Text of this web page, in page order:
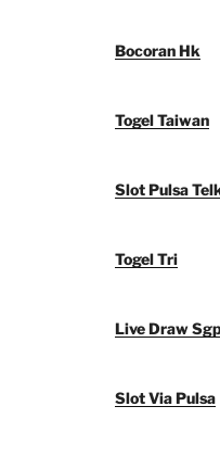
Bocoran Hk
Togel Taiwan
Slot Pulsa
Togel Tri
Live Draw
Slot Via Pulsa